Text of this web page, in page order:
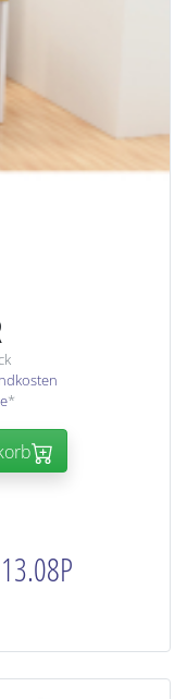
*